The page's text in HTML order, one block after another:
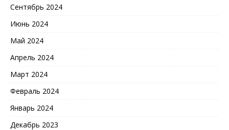
Сентябрь 2024
Июнь 2024
Май 2024
Апрель 2024
Март 2024
Февраль 2024
Январь 2024
Декабрь 2023